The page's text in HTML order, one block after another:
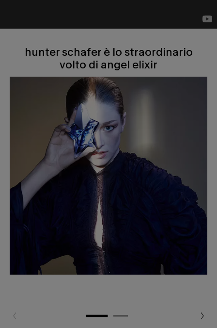
hunter schafer è lo straordinario<br> volto di angel elixir
hunter schafer è lo straordinario
volto di angel elixir